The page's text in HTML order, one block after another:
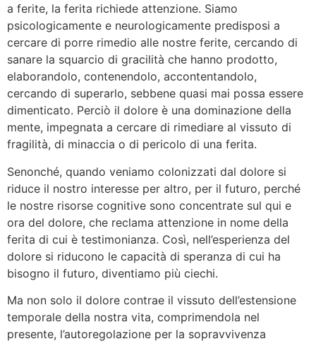
a ferite, la ferita richiede attenzione. Siamo
psicologicamente e neurologicamente predisposi a
cercare di porre rimedio alle nostre ferite, cercando di
sanare la squarcio di gracilità che hanno prodotto,
elaborandolo, contenendolo, accontentandolo,
cercando di superarlo, sebbene quasi mai possa essere
dimenticato. Perciò il dolore è una dominazione della
mente, impegnata a cercare di rimediare al vissuto di
fragilità, di minaccia o di pericolo di una ferita.
Senonché, quando veniamo colonizzati dal dolore si
riduce il nostro interesse per altro, per il futuro, perché
le nostre risorse cognitive sono concentrate sul qui e
ora del dolore, che reclama attenzione in nome della
ferita di cui è testimonianza. Così, nell’esperienza del
dolore si riducono le capacità di speranza di cui ha
bisogno il futuro, diventiamo più ciechi.
Ma non solo il dolore contrae il vissuto dell’estensione
temporale della nostra vita, comprimendola nel
presente, l’autoregolazione per la sopravvivenza